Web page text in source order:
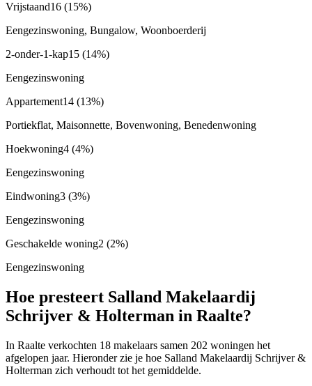
Vrijstaand16 (15%)
Eengezinswoning, Bungalow, Woonboerderij
2-onder-1-kap15 (14%)
Eengezinswoning
Appartement14 (13%)
Portiekflat, Maisonnette, Bovenwoning, Benedenwoning
Hoekwoning4 (4%)
Eengezinswoning
Eindwoning3 (3%)
Eengezinswoning
Geschakelde woning2 (2%)
Eengezinswoning
Hoe presteert Salland Makelaardij
Schrijver & Holterman in Raalte?
In Raalte verkochten 18 makelaars samen 202 woningen het
afgelopen jaar. Hieronder zie je hoe Salland Makelaardij Schrijver &
Holterman zich verhoudt tot het gemiddelde.